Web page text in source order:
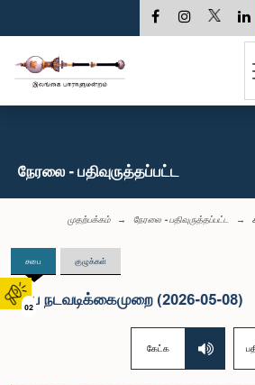
02
நேரலை - பதிவுருத்தப்பட்ட
முதற்பக்கம் நேரலை - பதிவுருத்தப்பட்ட
சபை குழுக்கள்
சபை நடவடிக்கைமுறை (2026-05-08)
கேட்க